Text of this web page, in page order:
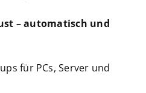
– automatisch und
für PCs, Server und